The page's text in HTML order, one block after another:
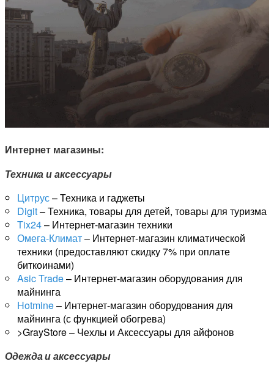
Интернет магазины:
Техника и аксессуары
Цитрус– Техника и гаджеты
Digit– Техника, товары для детей, товары для туризма
Tix24– Интернет-магазин техники
Омега-Климат– Интернет-магазин климатической
техники (предоставляют скидку 7% при оплате
биткоинами)
Asic Trade– Интернет-магазин оборудования для
майнинга
Hotmine– Интернет-магазин оборудования для
майнинга (с функцией обогрева)
>GrayStore – Чехлы и Аксессуары для айфонов
Одежда и аксессуары